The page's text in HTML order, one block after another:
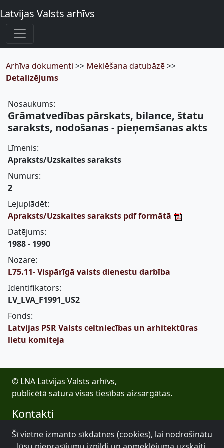
Latvijas Valsts arhīvs
Arhīva dokumenti >> Meklēšana datubāzē>>
Detalizējums
Nosaukums:
Grāmatvedības pārskats, bilance, štatu
saraksts, nodošanas - pieņemšanas akts
Līmenis:
Apraksts/Uzskaites saraksts
Numurs:
2
Lejuplādēt:
Apraksts/Uzskaites saraksts pdf formātā
Datējums:
1988 - 1990
Nozare:
L75.11- Vispārīgā valsts dienestu darbība
Identifikators:
LV_LVA_F1991_US2
Fonds:
Latvijas PSR Valsts celtniecības un arhitektūras
lietu komiteja
© LNA Latvijas Valsts arhīvs,
publicētā satura visas tiesības aizsargātas.
Kontakti
E-pasts: lva@arhivi.gov.lv
Tālrunis: +371 20027447
Šī vietne izmanto sīkdatnes (cookies), lai nodrošinātu